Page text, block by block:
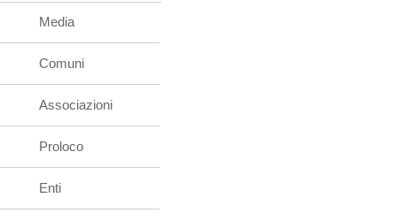
Media
Comuni
Associazioni
Proloco
Enti